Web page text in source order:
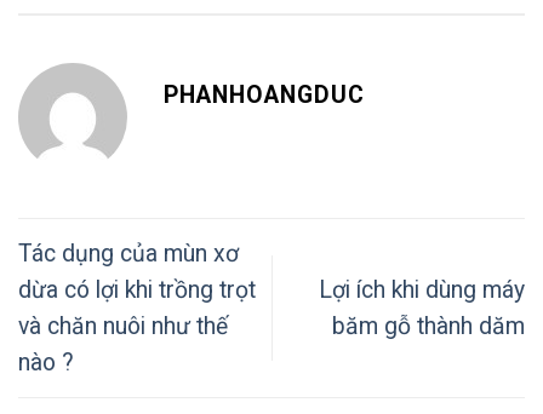
PHANHOANGDUC
Tác dụng của mùn xơ
dừa có lợi khi trồng trọt
và chăn nuôi như thế
nào ?
Lợi ích khi dùng máy
băm gỗ thành dăm